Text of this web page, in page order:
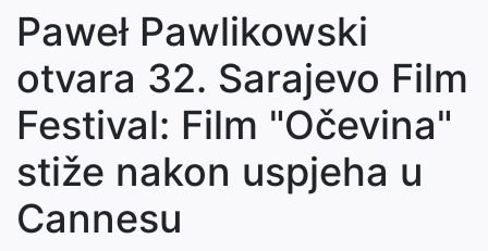
Paweł Pawlikowski
otvara 32. Sarajevo Film
Festival: Film "Očevina"
stiže nakon uspjeha u
Cannesu